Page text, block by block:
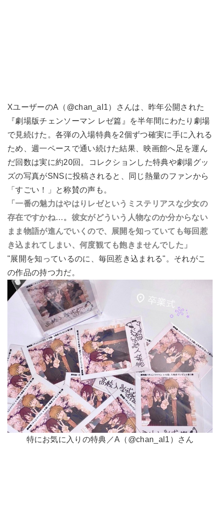
XユーザーのA（@chan_al1）さんは、昨年公開された
『劇場版チェンソーマン レゼ篇』を半年間にわたり劇場
で見続けた。各弾の入場特典を2個ずつ確実に手に入れる
ため、週一ペースで通い続けた結果、映画館へ足を運ん
だ回数は実に約20回。コレクションした特典や劇場グッ
ズの写真がSNSに投稿されると、同じ熱量のファンから
「すごい！」と称賛の声も。
「一番の魅力はやはりレゼというミステリアスな少女の
存在ですかね…。彼女がどういう人物なのか分からない
まま物語が進んでいくので、展開を知っていても毎回惹
き込まれてしまい、何度観ても飽きませんでした」
"展開を知っているのに、毎回惹き込まれる"。それがこ
の作品の持つ力だ。
特にお気に入りの特典／A（@chan_al1）さん